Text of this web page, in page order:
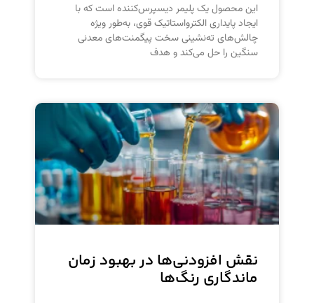
این محصول یک پلیمر دیسپرس‌کننده است که با
ایجاد پایداری الکترواستاتیک قوی، به‌طور ویژه
چالش‌های ته‌نشینی سخت پیگمنت‌های معدنی
سنگین را حل می‌کند و هدف
نقش افزودنی‌ها در بهبود زمان
ماندگاری رنگ‌ها